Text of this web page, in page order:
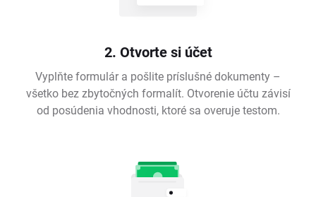
2. Otvorte si účet
Vyplňte formulár a pošlite príslušné dokumenty –
všetko bez zbytočných formalít. Otvorenie účtu závisí
od posúdenia vhodnosti, ktoré sa overuje testom.